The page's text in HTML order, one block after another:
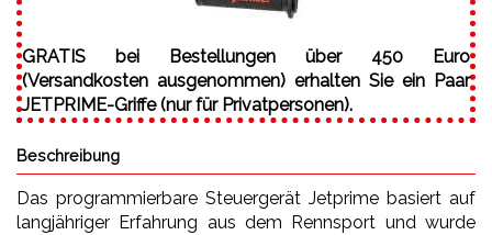
GRATIS bei Bestellungen über 450 Euro
(Versandkosten ausgenommen) erhalten Sie ein Paar
JETPRIME-Griffe (nur für Privatpersonen).
Beschreibung
Das programmierbare Steuergerät Jetprime basiert auf
langjähriger Erfahrung aus dem Rennsport und wurde